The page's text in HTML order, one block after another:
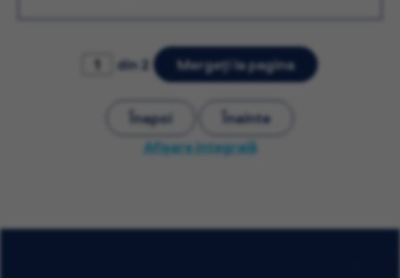
din 2 Mergeți la pagina
Înapoi
Înainte
Afișare integrală